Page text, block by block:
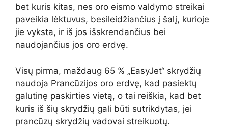
bet kuris kitas, nes oro eismo valdymo streikai
paveikia lėktuvus, besileidžiančius į šalį, kurioje
jie vyksta, ir iš jos išskrendančius bei
naudojančius jos oro erdvę.
Visų pirma, maždaug 65 % „EasyJet“ skrydžių
naudoja Prancūzijos oro erdvę, kad pasiektų
galutinę paskirties vietą, o tai reiškia, kad bet
kuris iš šių skrydžių gali būti sutrikdytas, jei
prancūzų skrydžių vadovai streikuotų.